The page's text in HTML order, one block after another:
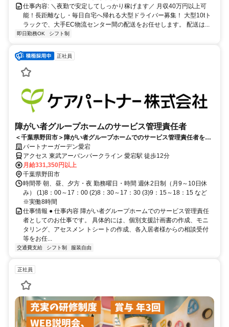
仕事内容: ＼夜勤で安定してしっかり稼げます／ 月収40万円以上可
能！長距離なし・毎日自宅へ帰れる大型ドライバー募集！ 大型10tト
ラックで、大手EC物流センター間の配送をお任せします。 配送は...
即日勤務OK シフト制
正社員
障がい者グループホームのサービス管理責任者
＜千葉県野田市＞障がい者グループホームでのサービス管理責任者を大
募集！
パートナーガーデン愛宕
アクセス 東武アーバンパークライン 愛宕駅 徒歩12分
月給331,350円以上
千葉県野田市
時間帯 朝、昼、夕方・夜 勤務曜日・時間 週休2日制（月9～10日休
み） (1)8：00～17：00 (2)8：30～17：30 (3)9：15～18：15 など
※実働8時間
仕事情報 ● 仕事内容 障がい者グループホームでのサービス管理責任
者としてのお仕事です。 具体的には、個別支援計画書の作成、モニ
タリング、アセスメン トシートの作成、各入居者様からの相談受付
等をお任...
交通費支給 シフト制 服装自由
正社員